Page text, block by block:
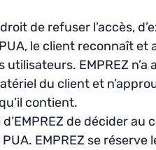
de refuser l’accès,
le client reconnaît et
EMPREZ
du client et
contient.
de décider
EMPREZ se